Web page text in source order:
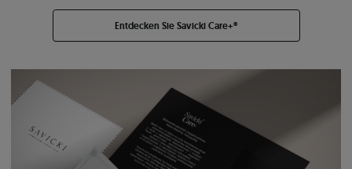
Entdecken Sie Savicki Care+®